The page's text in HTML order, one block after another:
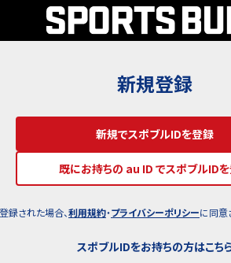
新規登録
新規でスポブルIDを登録
既にお持ちの au ID でスポブルID
録された場合、利用規約・プライバシーポリシーに同意
スポブルIDをお持ちの方はこち